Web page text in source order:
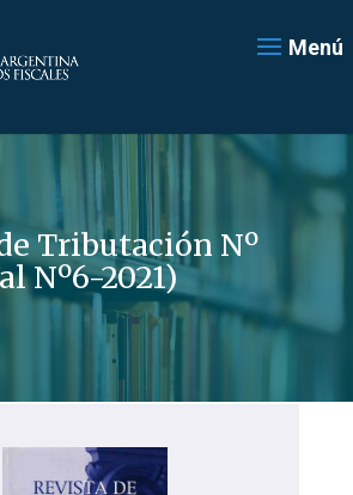
Menú
Tributación Nº
Nº6-2021)